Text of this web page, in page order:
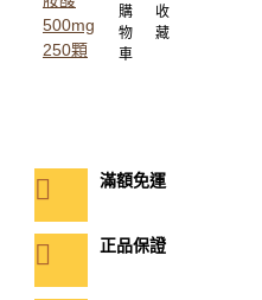
購
物
車
收
藏
滿額免運
正品保證